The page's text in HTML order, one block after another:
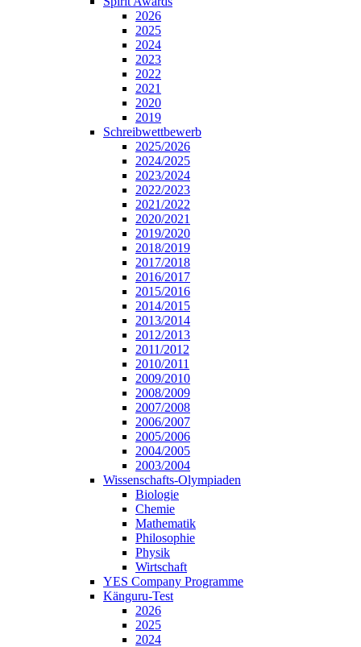
2026
2025
2024
2023
2022
2021
2020
2019
Schreibwettbewerb
2025/2026
2024/2025
2023/2024
2022/2023
2021/2022
2020/2021
2019/2020
2018/2019
2017/2018
2016/2017
2015/2016
2014/2015
2013/2014
2012/2013
2011/2012
2010/2011
2009/2010
2008/2009
2007/2008
2006/2007
2005/2006
2004/2005
2003/2004
Wissenschafts-Olympiaden
Biologie
Chemie
Mathematik
Philosophie
Physik
Wirtschaft
YES Company Programme
Känguru-Test
2026
2025
2024